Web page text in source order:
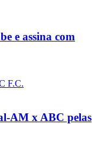
e assina com
AM x ABC pelas